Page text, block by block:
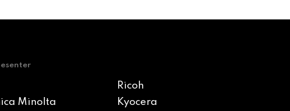
Ricoh
Minolta
Kyocera